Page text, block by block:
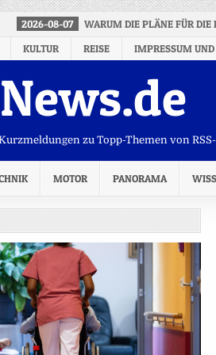
2026-08-07 WARUM DIE PLÄNE FÜR DIE
KULTUR REISE IMPRESSUM UND
zu Topp-Themen von
MOTOR PANORAMA